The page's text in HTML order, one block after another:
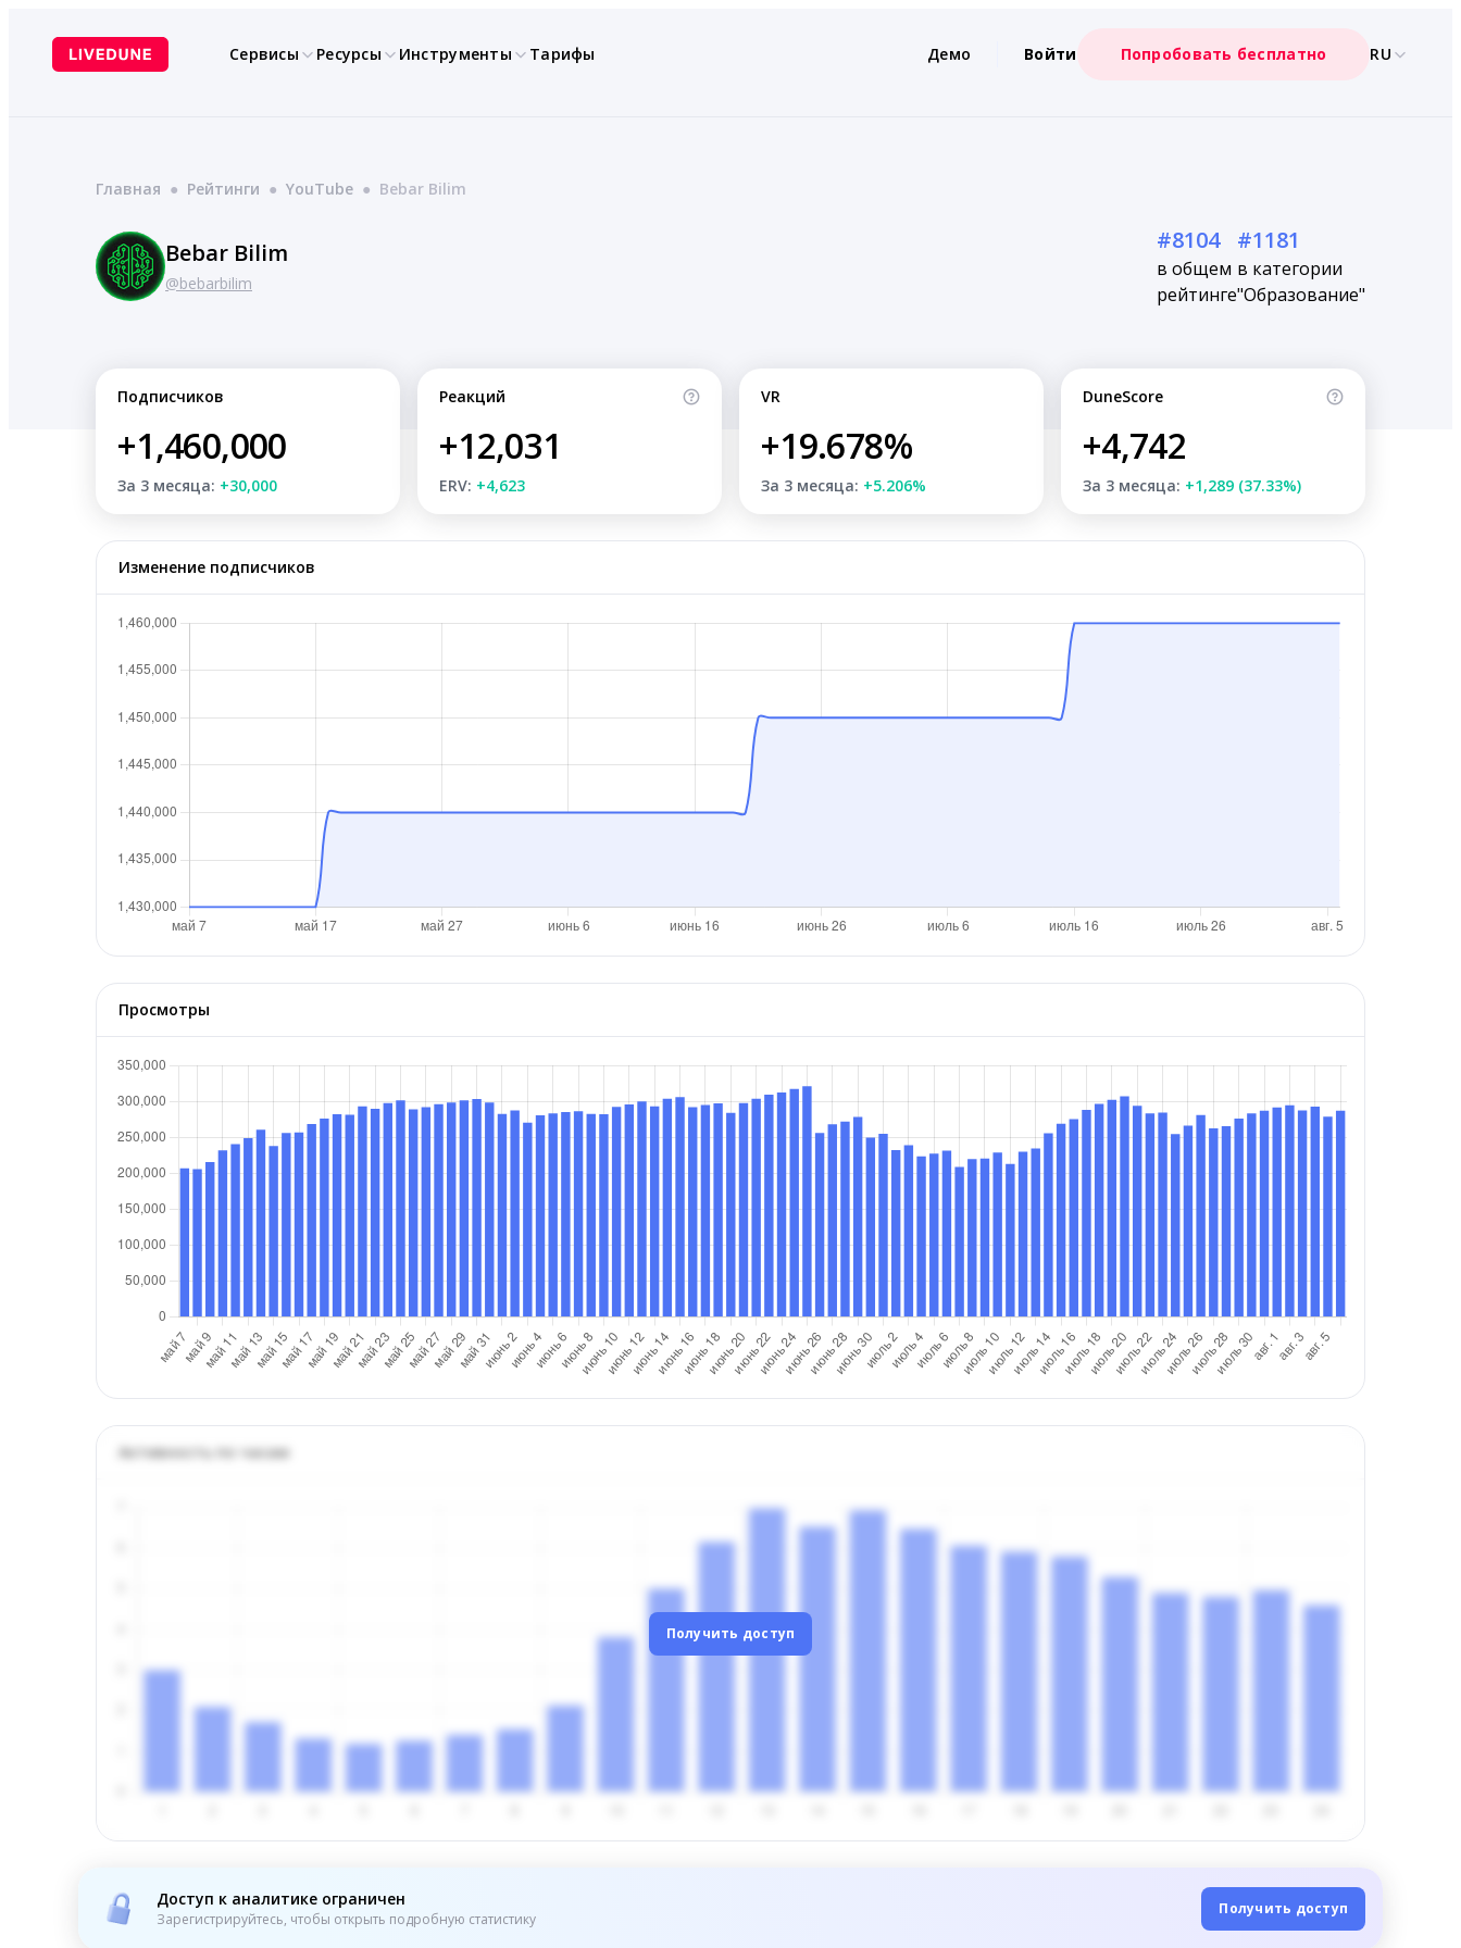
содержимому
Сервисы Ресурсы Инструменты Тарифы Демо Войти Попробовать бесплатно RU
Главная ● Рейтинги ● YouTube ● Bebar Bilim
Bebar Bilim
@bebarbilim
#8104
в общем
рейтинге
#1181
в категории
"Образование"
Подписчиков
+1,460,000
За 3 месяца: +30,000
Реакций
+12,031
ERV: +4,623
VR
+19.678%
За 3 месяца: +5.206%
DuneScore
+4,742
За 3 месяца: +1,289 (37.33%)
Изменение подписчиков
Просмотры
Активность по часам
Получить доступ
Доступ к аналитике ограничен
Зарегистрируйтесь, чтобы открыть подробную статистику
Получить доступ